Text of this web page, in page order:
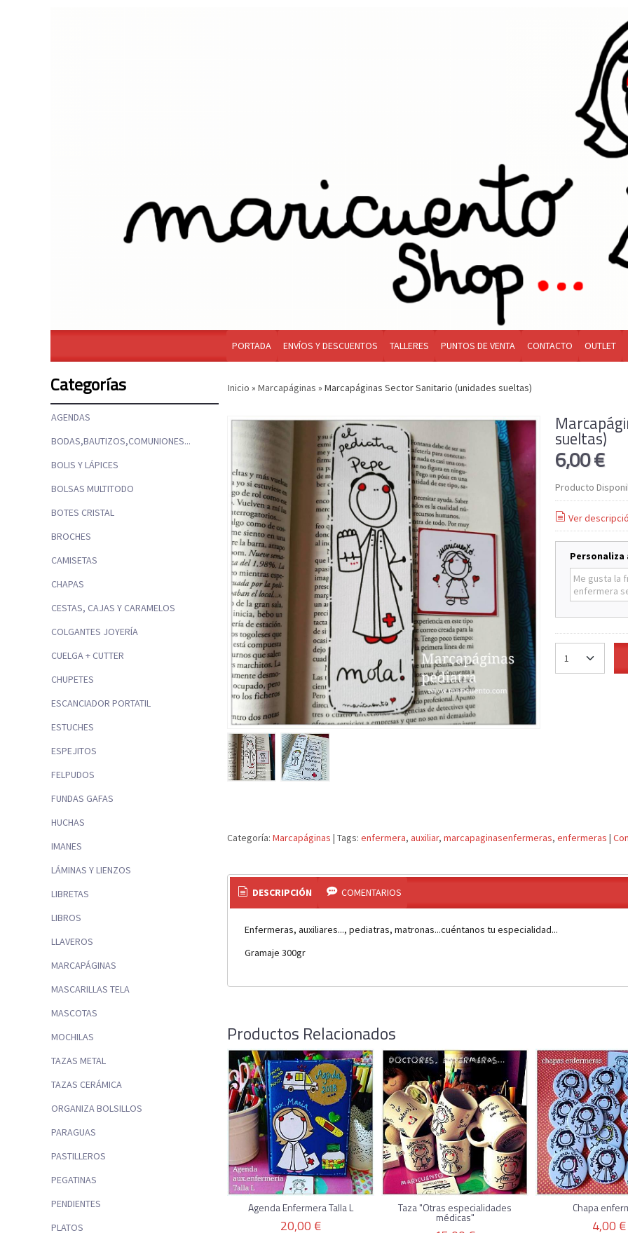
PORTADA ENVÍOS Y DESCUENTOS TALLERES PUNTOS DE VENTA CONTACTO OUTLET
Categorías
AGENDAS
BODAS,BAUTIZOS,COMUNIONES...
BOLIS Y LÁPICES
BOLSAS MULTITODO
BOTES CRISTAL
BROCHES
CAMISETAS
CHAPAS
CESTAS, CAJAS Y CARAMELOS
COLGANTES JOYERÍA
CUELGA + CUTTER
CHUPETES
ESCANCIADOR PORTATIL
ESTUCHES
ESPEJITOS
FELPUDOS
FUNDAS GAFAS
HUCHAS
IMANES
LÁMINAS Y LIENZOS
LIBRETAS
LIBROS
LLAVEROS
MARCAPÁGINAS
MASCARILLAS TELA
MASCOTAS
MOCHILAS
TAZAS METAL
TAZAS CERÁMICA
ORGANIZA BOLSILLOS
PARAGUAS
PASTILLEROS
PEGATINAS
PENDIENTES
PLATOS
Inicio » Marcapáginas » Marcapáginas Sector Sanitario (unidades sueltas)
sueltas)
6,00 €
Producto
Ver
Personaliza
Categoría: Marcapáginas | Tags: enfermera auxiliar marcapaginasenfermeras enfermeras |
DESCRIPCIÓN COMENTARIOS
Enfermeras, auxiliares..., pediatras, matronas...cuéntanos tu especialidad...
Gramaje 300gr
Productos Relacionados
Agenda Enfermera Talla L
20,00 €
Taza "Otras especialidades
médicas"
Chapa
4,00 €